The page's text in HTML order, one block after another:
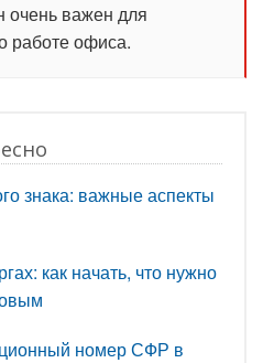
очень важен для
работе офиса.
знака: важные аспекты
как начать, что нужно
номер СФР в